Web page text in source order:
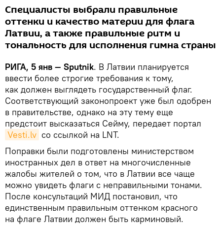
Специалисты выбрали правильные
оттенки и качество материи для флага
Латвии, а также правильные ритм и
тональность для исполнения гимна страны
РИГА, 5 янв — Sputnik. В Латвии планируется
ввести более строгие требования к тому,
как должен выглядеть государственный флаг.
Соответствующий законопроект уже был одобрен
в правительстве, однако на эту тему еще
предстоит высказаться Сейму, передает портал
Vesti.lv со ссылкой на LNT.
Поправки были подготовлены министерством
иностранных дел в ответ на многочисленные
жалобы жителей о том, что в Латвии все чаще
можно увидеть флаги с неправильными тонами.
После консультаций МИД постановил, что
единственным правильным оттенком красного
на флаге Латвии должен быть карминовый.